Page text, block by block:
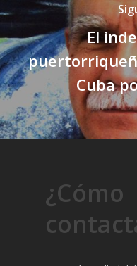
El
Cuba
¿Cómo